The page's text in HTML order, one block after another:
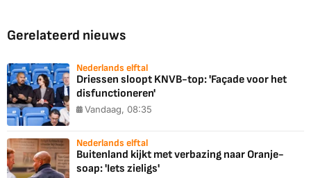
Gerelateerd nieuws
Nederlands elftal
Driessen sloopt KNVB-top: 'Façade voor het
disfunctioneren'
Vandaag, 08:35
Nederlands elftal
Buitenland kijkt met verbazing naar Oranje-
soap: 'Iets zieligs'